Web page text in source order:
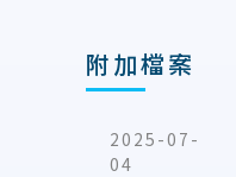
附加檔案
2025-07-
04